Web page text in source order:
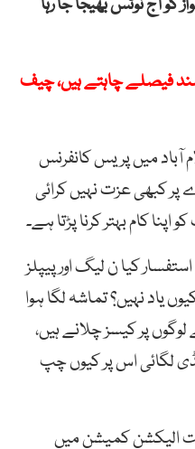
فیصلے چاہتے ہیں، چیف
آباد میں پریس کانفرنس
کبھی عزت نہیں کرائی
کام بہتر کرنا پڑتا ہے۔
کیا ن لیگ اور پیپلز
یاد نہیں؟ تماشہ لگا ہوا
پر کیسز چلانے ہیں،
لگائی اس پر کیوں چپ
آرٹیکل 221 کے تحت الیکشن کمیشن میں